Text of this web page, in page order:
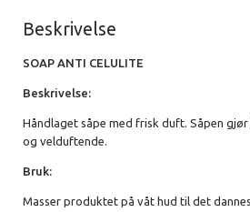
Beskrivelse
SOAP ANTI CELULITE
Beskrivelse:
Håndlaget såpe med frisk duft. Såpen
og velduftende.
Bruk:
Masser produktet på våt hud til det